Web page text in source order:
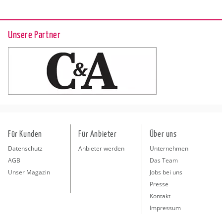
Unsere Partner
Für Kunden
Datenschutz
AGB
Unser Magazin
Für Anbieter
Anbieter werden
Über uns
Unternehmen
Das Team
Jobs bei uns
Presse
Kontakt
Impressum